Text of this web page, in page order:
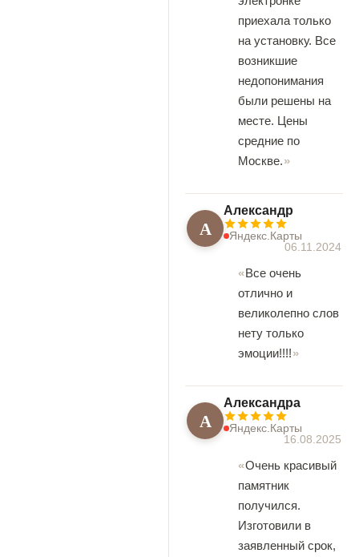
приехала только
на установку. Все
возникшие
недопонимания
были решены на
месте. Цены
средние по
Москве.
А
Александр
Яндекс.Карты
06.11.2024
Все очень
отлично и
великолепно слов
нету только
эмоции!!!!
А
Александра
Яндекс.Карты
16.08.2025
Очень красивый
памятник
получился.
Изготовили в
заявленный срок,